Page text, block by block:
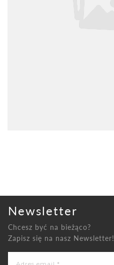
Newsletter
Chcesz być na bieżąco?
Zapisz się na nasz Newsletter!